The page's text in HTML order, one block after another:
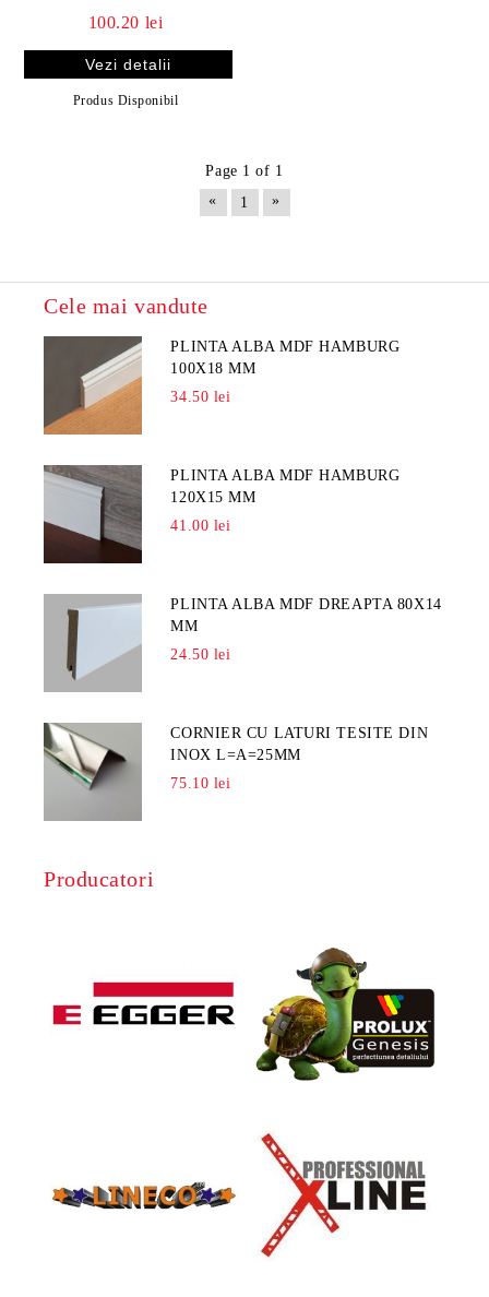
100.20 lei
Vezi detalii
Produs Disponibil
Page 1 of 1
«
1 »
Cele mai vandute
PLINTA ALBA MDF HAMBURG
100X18 MM
34.50 lei
PLINTA ALBA MDF HAMBURG
120X15 MM
41.00 lei
PLINTA ALBA MDF DREAPTA 80X14
MM
24.50 lei
CORNIER CU LATURI TESITE DIN
INOX L=A=25MM
75.10 lei
Producatori